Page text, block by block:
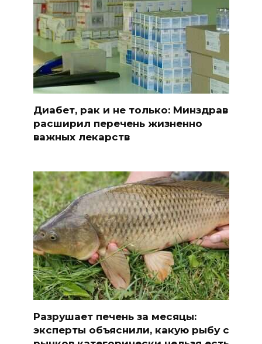
Диабет, рак и не только: Минздрав
расширил перечень жизненно
важных лекарств
Разрушает печень за месяцы:
эксперты объяснили, какую рыбу с